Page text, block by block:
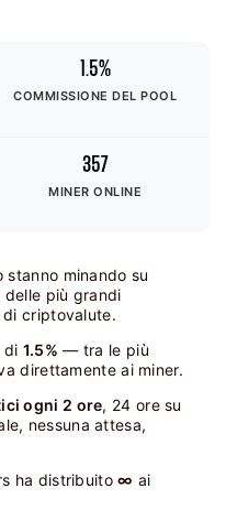
1.5%
COMMISSIONE DEL POOL
357
MINER ONLINE
minando su
più grandi
criptovalute.
di 1.5% — tra le più
direttamente ai miner.
ogni 2 ore, 24 ore su
nessuna attesa,
ha distribuito∞ ai